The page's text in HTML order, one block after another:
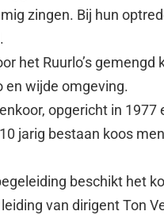
zingen. Bij hun
het Ruurlo’s gemengd
en wijde omgeving.
opgericht in 1977
jarig bestaan koos
beschikt het
van dirigent Ton